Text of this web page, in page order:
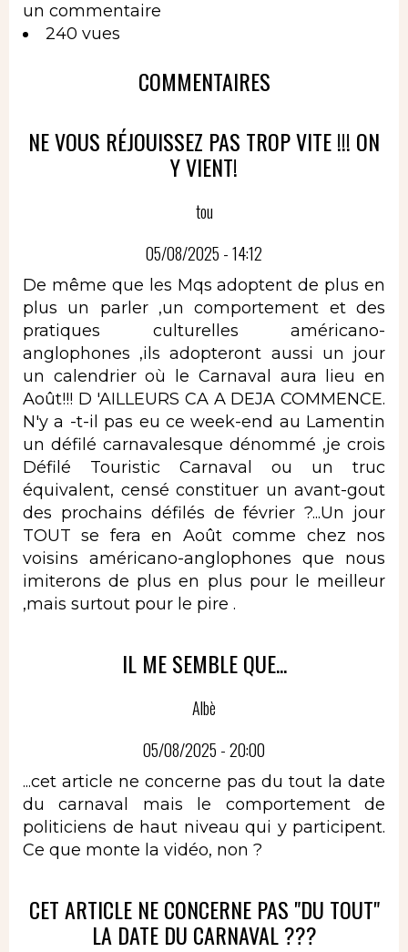
un commentaire
240 vues
COMMENTAIRES
NE VOUS RÉJOUISSEZ PAS TROP VITE !!! ON
Y VIENT!
tou
05/08/2025 - 14:12
De même que les Mqs adoptent de plus en
plus un parler ,un comportement et des
pratiques culturelles américano-
anglophones ,ils adopteront aussi un jour
un calendrier où le Carnaval aura lieu en
Août!!! D 'AILLEURS CA A DEJA COMMENCE.
N'y a -t-il pas eu ce week-end au Lamentin
un défilé carnavalesque dénommé ,je crois
Défilé Touristic Carnaval ou un truc
équivalent, censé constituer un avant-gout
des prochains défilés de février ?...Un jour
TOUT se fera en Août comme chez nos
voisins américano-anglophones que nous
imiterons de plus en plus pour le meilleur
,mais surtout pour le pire .
IL ME SEMBLE QUE...
Albè
05/08/2025 - 20:00
...cet article ne concerne pas du tout la date
du carnaval mais le comportement de
politiciens de haut niveau qui y participent.
Ce que monte la vidéo, non ?
CET ARTICLE NE CONCERNE PAS "DU TOUT"
LA DATE DU CARNAVAL ???